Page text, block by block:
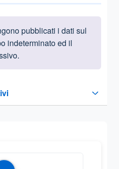
pubblicati i dati sul
indeterminato ed il